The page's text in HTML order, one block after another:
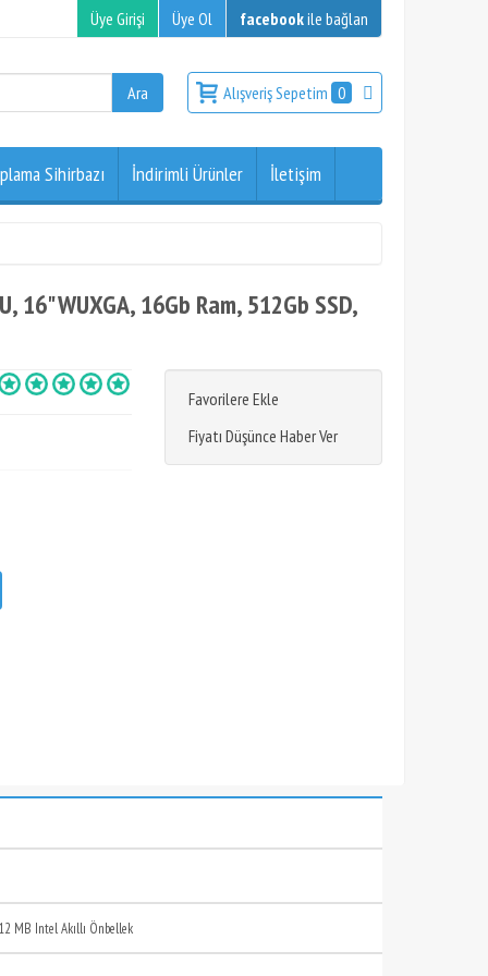
Üye Girişi Üye Ol facebookile bağlan
Alışveriş Sepetim 0
Sihirbazı İndirimli Ürünler İletişim
16" WUXGA, 16Gb Ram, 512Gb SSD,
Favorilere Ekle
Fiyatı Düşünce Haber Ver
MB Intel Akıllı Önbellek